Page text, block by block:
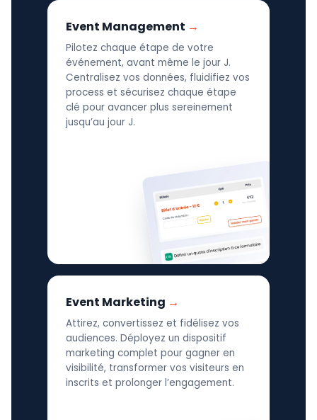
Event Management
Pilotez chaque étape de votre
événement, avant même le jour J.
Centralisez vos données, fluidifiez vos
process et sécurisez chaque étape
clé pour avancer plus sereinement
jusqu’au jour J.
Event Marketing
Attirez, convertissez et fidélisez vos
audiences. Déployez un dispositif
marketing complet pour gagner en
visibilité, transformer vos visiteurs en
inscrits et prolonger l’engagement.